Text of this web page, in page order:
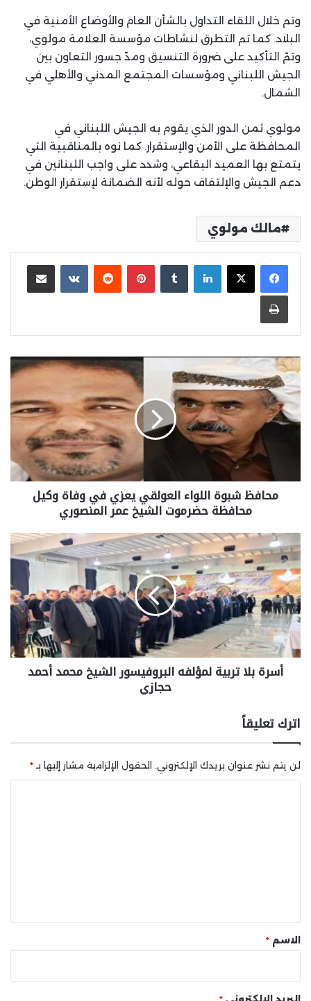
وتم خلال اللقاء التداول بالشأن العام والأوضاع الأمنية في
البلاد. كما تم التطرق لنشاطات مؤسسة العلامة مولوي،
وتمّ التأكيد على ضرورة التنسيق ومدّ جسور التعاون بين
الجيش اللبناني ومؤسسات المجتمع المدني والأهلي في
الشمال.
مولوي ثمن الدور الذي يقوم به الجيش اللبناني في
المحافظة على الأمن والإستقرار. كما نوه بالمناقبية التي
يتمتع بها العميد البقاعي، وشدد على واجب اللبنانين في
دعم الجيش والإلتفاف حوله لأنه الضمانة لإستقرار الوطن.
مالك مولوي
لينكدإن بينتيريست مشاركة عبر البريد
طباعة
محافظ شبوة اللواء العولقي يعزي في وفاة وكيل
محافظة حضرموت الشيخ عمر المنصوري
أسرة بلا تربية لمؤلفه البروفيسور الشيخ محمد أحمد
حجازي
اترك تعليقاً
لن يتم نشر عنوان بريدك الإلكتروني. الحقول الإلزامية مشار إليها بـ*
* الاسم *